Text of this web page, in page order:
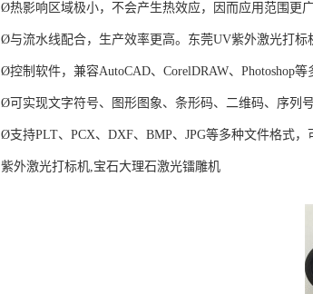
Ø热影响区域极小，不会产生热效应，因而应用范围更
Ø与流水线配合，生产效率更高。东莞UV紫外激光打标
Ø控制软件，兼容AutoCAD、CorelDRAW、Photoshop等
Ø可实现文字符号、图形图象、条形码、二维码、序列
Ø支持PLT、PCX、DXF、BMP、JPG等多种文件格式，
紫外激光打标机,宝石大理石激光镭雕机